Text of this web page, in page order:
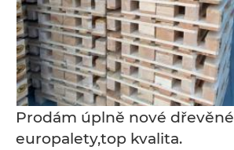
Prodám úplně nové dřevěné
europalety,top kvalita.